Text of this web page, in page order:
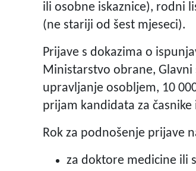
ili osobne iskaznice), rodni
(ne stariji od šest mjeseci).
Prijave s dokazima o
Ministarstvo obrane, Glavni
upravljanje osobljem, 10
prijam kandidata za
Rok za podnošenje prijave
za doktore medicine ili